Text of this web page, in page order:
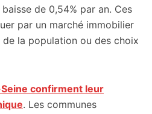
de 0,54% par an. Ces
par un marché immobilier
la population ou des choix
confirment leur
. Les communes